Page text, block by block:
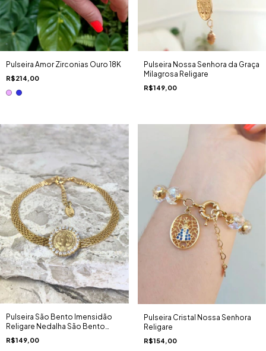
Pulseira Amor Zirconias Ouro 18K
R$214,00
Pulseira Nossa Senhora da Graça
Milagrosa Religare
R$149,00
Pulseira São Bento Imensidão
Religare Nedalha São Bento
Zircônias Corrente Luxuosa
Ouro 18K
R$149,00
Pulseira Cristal Nossa Senhora
Religare
R$154,00